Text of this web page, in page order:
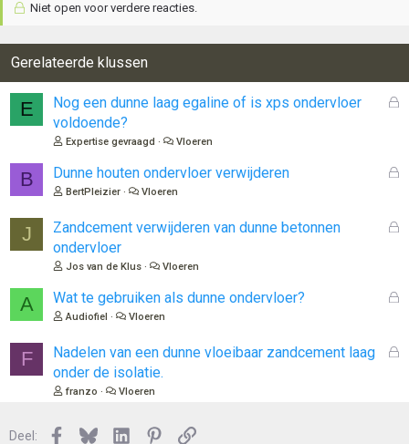
Niet open voor verdere reacties.
Gerelateerde klussen
E
G
o
Nog een dunne laag egaline of is xps ondervloer
voldoende?
Expertise gevraagd Vloeren
B
G
Dunne houten ondervloer verwijderen
BertPleizier Vloeren
J
G
o
Zandcement verwijderen van dunne betonnen
ondervloer
Jos van de Klus Vloeren
A
G
Wat te gebruiken als dunne ondervloer?
Audiofiel Vloeren
F
G
Nadelen van een dunne vloeibaar zandcement laag
onder de isolatie.
franzo Vloeren
Deel: Facebook
BlueskyLinkedInPinterest
Link